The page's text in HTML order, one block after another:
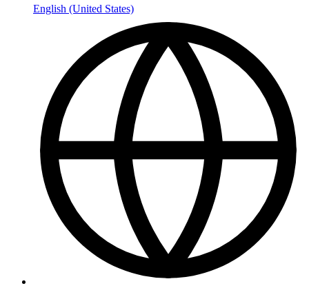
English (United States)